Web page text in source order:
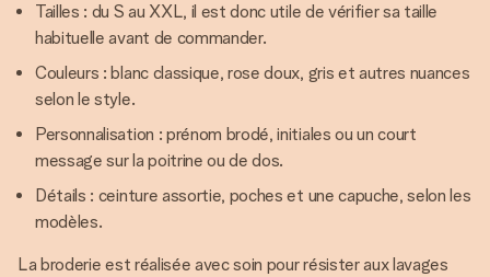
Tailles : du S au XXL, il est donc utile de vérifier sa taille
habituelle avant de commander.
Couleurs : blanc classique, rose doux, gris et autres nuances
selon le style.
Personnalisation : prénom brodé, initiales ou un court
message sur la poitrine ou de dos.
Détails : ceinture assortie, poches et une capuche, selon les
modèles.
La broderie est réalisée avec soin pour résister aux lavages